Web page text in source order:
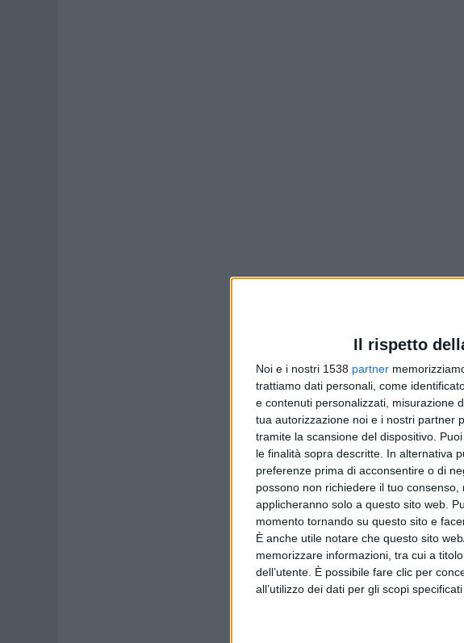
Il rispetto
Noi e i nostri 1538 partner
trattiamo dati personali, come
e contenuti personalizzati, misurazione
tua autorizzazione noi e i nostri partner
tramite la scansione del dispositivo.
le finalità sopra descritte. In alternativa
preferenze prima di acconsentire o di
possono non richiedere il tuo
applicheranno solo a questo sito web.
momento tornando su questo sito e
È anche utile notare che questo sito
memorizzare informazioni, tra cui a
dell’utente. È possibile fare clic per
all’utilizzo dei dati per gli scopi